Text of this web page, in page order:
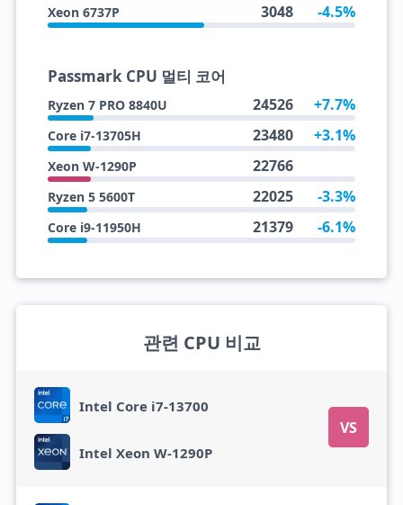
Xeon 6737P 3048 -4.5%
Passmark CPU 멀티 코어
Ryzen 7 PRO 8840U 24526 +7.7%
Core i7-13705H 23480 +3.1%
Xeon W-1290P 22766
Ryzen 5 5600T 22025 -3.3%
Core i9-11950H 21379 -6.1%
관련 CPU 비교
Intel Core i7-13700
VS
Intel Xeon W-1290P